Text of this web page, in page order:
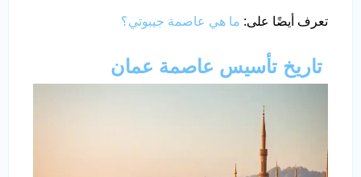
تعرف أيضًا على: ما هي عاصمة جيبوتي؟
تاريخ تأسيس عاصمة عمان